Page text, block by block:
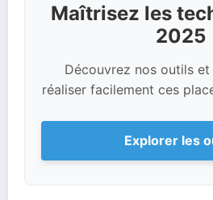
Maîtrisez les
2025
Découvrez nos outils
réaliser facilement ces
Explorer les